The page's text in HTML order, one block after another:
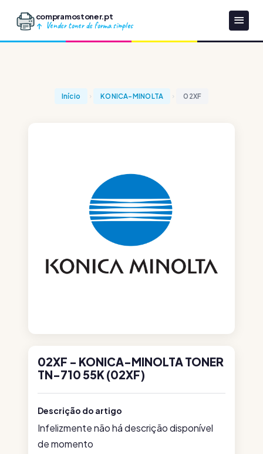
compramostoner.pt
Vender toner de forma simples
Início KONICA-MINOLTA 02XF
02XF - KONICA-MINOLTA TONER
TN-710 55K (02XF)
Descrição do artigo
Infelizmente não há descrição disponível
de momento